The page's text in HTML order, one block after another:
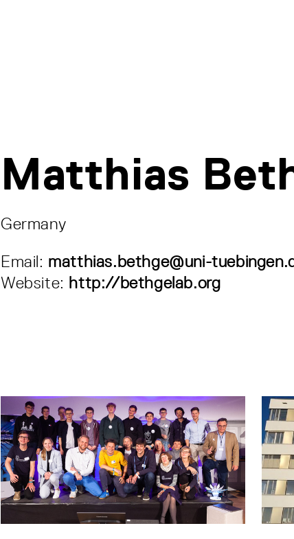
Matthias
Germany
Email: matthias.bethge@uni-
Website: http://bethgelab.org